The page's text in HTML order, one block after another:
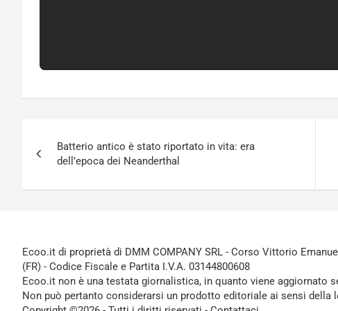
articoli
Batterio antico è stato riportato in vita: era
dell’epoca dei Neanderthal
Ecoo.it di proprietà di DMM COMPANY SRL - Corso Vittorio
(FR) - Codice Fiscale e Partita I.V.A. 03144800608
Ecoo.it non è una testata giornalistica, in quanto viene aggiornato
Non può pertanto considerarsi un prodotto editoriale ai sensi della